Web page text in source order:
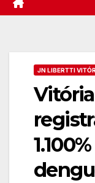
JN LIBERTTI